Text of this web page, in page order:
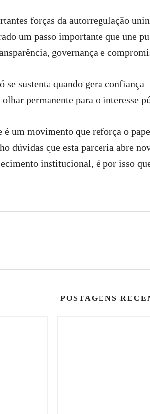
forças da autorregulação
um passo importante que une
governança e
se sustenta quando gera
permanente para o interesse
é um movimento que reforça o
dúvidas que esta parceria abre
institucional, é por isso
POSTAGENS